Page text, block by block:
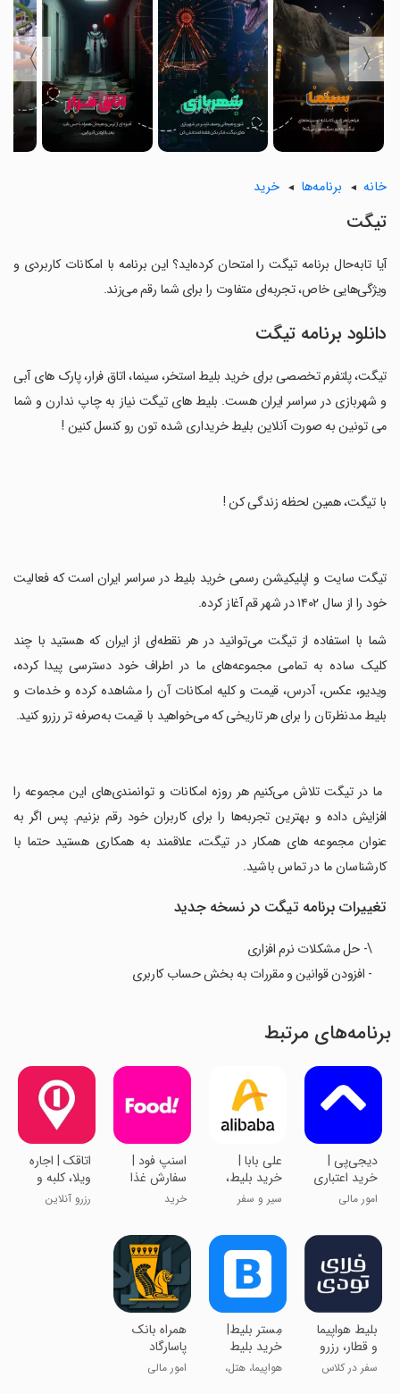
〈
〉
خانه برنامه‌ها خرید
تیگت
آیا تابه‌حال برنامه تیگت را امتحان کرده‌اید؟ این برنامه با امکانات کاربردی و
ویژگی‌هایی خاص، تجربه‌ای متفاوت را برای شما رقم می‌زند.
دانلود برنامه تیگت
تیگت، پلتفرم تخصصی برای خرید بلیط استخر، سینما، اتاق فرار، پارک های آبی
و شهربازی در سراسر ایران هست. بلیط های تیگت نیاز به چاپ ندارن و شما
می تونین به صورت آنلاین بلیط خریداری شده تون رو کنسل کنین !
‏با تیگت، همین لحظه زندگی کن !
‏تیگت سایت و اپلیکیشن رسمی خرید بلیط در سراسر ایران است که فعالیت
خود را از سال ۱۴۰۲ در شهر قم آغاز کرده.
‏شما با استفاده از تیگت می‌توانید در هر نقطه‌ای از ایران که هستید با چند
کلیک ساده به تمامی مجموعه‌های ما در اطراف خود دسترسی پیدا کرده،
ویدیو، عکس، آدرس، قیمت و کلیه امکانات آن را مشاهده کرده و خدمات و
بلیط مدنظرتان را برای هر تاریخی که می‌خواهید با قیمت به‌صرفه تر رزرو کنید.
‏ ما در تیگت تلاش می‌کنیم هر روزه امکانات و توانمندی‌های این مجموعه را
افزایش داده و بهترین تجربه‌ها را برای کاربران خود رقم بزنیم. پس اگر به
عنوان مجموعه های همکار در تیگت، علاقمند به همکاری هستید حتما با
کارشناسان ما در تماس باشید.
تغییرات برنامه تیگت در نسخه جدید
\- حل مشکلات نرم افزاری
- افزودن قوانین و مقررات به بخش حساب کاربری
برنامه‌های مرتبط
‏‏دیجی‌پی |
خرید اعتباری
و پرداخت
قسطی
امور مالی
علی بابا |
خرید بلیط،
تور و رزرو
هتل
سیر و سفر
‏اسنپ فود |
سفارش غذا
خرید
اتاقک | اجاره
ویلا، کلبه و
سوئیت
رزرو آنلاین
‏‏‏‏‏‏‏‏‏‏بلیط هواپیما
و قطار، رزرو
هتل | فلای
تودی
سفر در کلاس
‏‏مِستر بلیط|
خرید بلیط
سفر و رزرو
هتل
هواپیما، هتل،
‏همراه بانک
پاسارگاد
امور مالی